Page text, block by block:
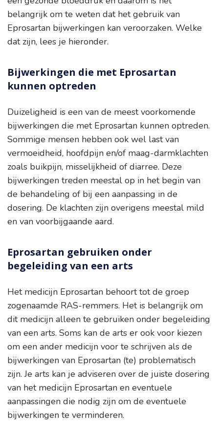
belangrijk om te weten dat het gebruik van
Eprosartan bijwerkingen kan veroorzaken. Welke
dat zijn, lees je hieronder.
Bijwerkingen die met Eprosartan
kunnen optreden
Duizeligheid is een van de meest voorkomende
bijwerkingen die met Eprosartan kunnen optreden.
Sommige mensen hebben ook wel last van
vermoeidheid, hoofdpijn en/of maag-darmklachten
zoals buikpijn, misselijkheid of diarree. Deze
bijwerkingen treden meestal op in het begin van
de behandeling of bij een aanpassing in de
dosering. De klachten zijn overigens meestal mild
en van voorbijgaande aard.
Eprosartan gebruiken onder
begeleiding van een arts
Het medicijn Eprosartan behoort tot de groep
zogenaamde RAS-remmers. Het is belangrijk om
dit medicijn alleen te gebruiken onder begeleiding
van een arts. Soms kan de arts er ook voor kiezen
om een ander medicijn voor te schrijven als de
bijwerkingen van Eprosartan (te) problematisch
zijn. Je arts kan je adviseren over de juiste dosering
van het medicijn Eprosartan en eventuele
aanpassingen die nodig zijn om de eventuele
bijwerkingen te verminderen.